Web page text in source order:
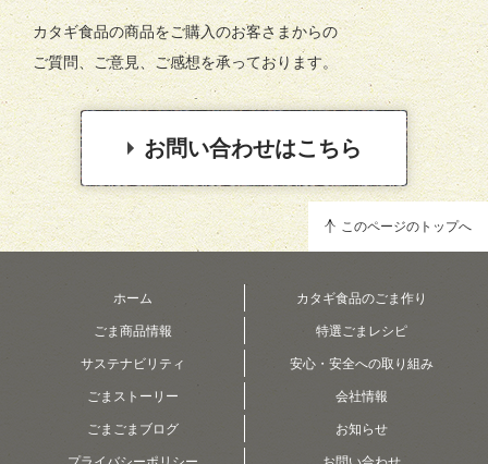
カタギ食品の商品をご購入のお客さまからの
ご質問、ご意見、ご感想を承っております。
お問い合わせはこちら
このページのトップへ
ホーム カタギ食品のごま作り
ごま商品情報 特選ごまレシピ
サステナビリティ 安心・安全への取り組み
ごまストーリー 会社情報
ごまごまブログ お知らせ